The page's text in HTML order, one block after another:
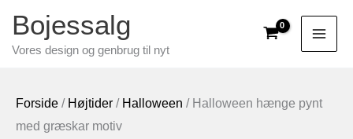
indholdet
Bojessalg
Vores design og genbrug til nyt
Forside / Højtider / Halloween / Halloween hænge pynt
med græskar motiv